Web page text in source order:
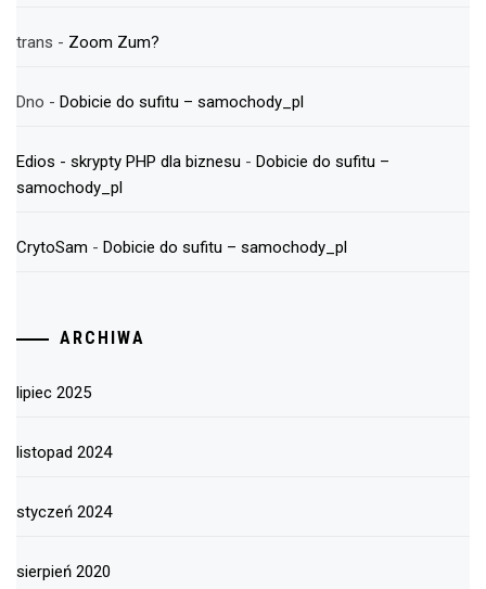
trans - Zoom Zum?
Dno - Dobicie do sufitu – samochody_pl
Edios - skrypty PHP dla biznesu - Dobicie do sufitu –
samochody_pl
CrytoSam - Dobicie do sufitu – samochody_pl
ARCHIWA
lipiec 2025
listopad 2024
styczeń 2024
sierpień 2020